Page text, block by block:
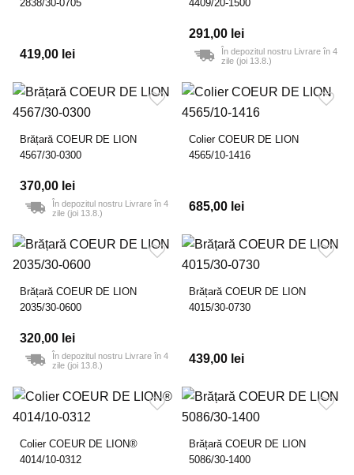
2838/30-0705
419,00 lei
4409/20-1500
291,00 lei
În depozitul nostru Livrare în 4
zile (joi 13.8.)
Brățară COEUR DE LION
4567/30-0300
370,00 lei
În depozitul nostru Livrare în 4
zile (joi 13.8.)
Colier COEUR DE LION
4565/10-1416
685,00 lei
Brățară COEUR DE LION
2035/30-0600
320,00 lei
În depozitul nostru Livrare în 4
zile (joi 13.8.)
Brățară COEUR DE LION
4015/30-0730
439,00 lei
Colier COEUR DE LION®
4014/10-0312
Brățară COEUR DE LION
5086/30-1400